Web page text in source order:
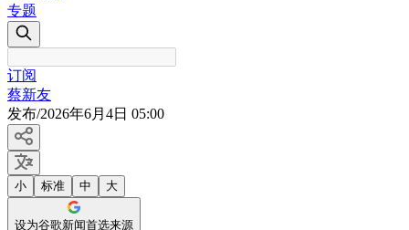
专题
订阅
蔡新友
发布/2026年6月4日 05:00
小 标准 中 大
设为谷歌新闻首选来源